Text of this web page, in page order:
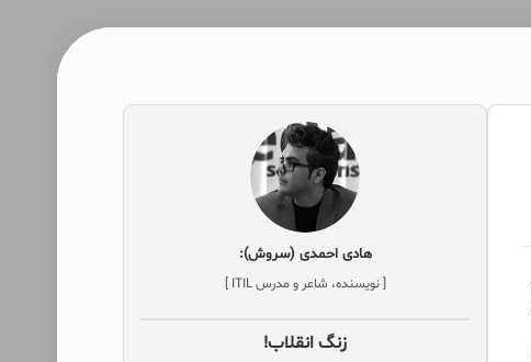
هادی احمدی (سروش):
[ نویسنده، شاعر و مدرس ITIL ]
زنگ انقلاب!